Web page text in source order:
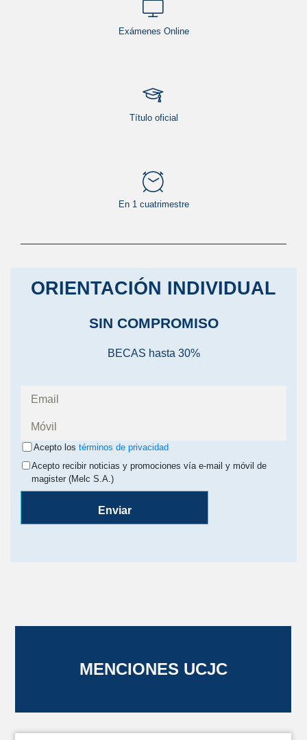
Exámenes Online
Título oficial
En 1 cuatrimestre
ORIENTACIÓN INDIVIDUAL
SIN COMPROMISO
BECAS hasta 30%
Acepto los términos de privacidad
Acepto recibir noticias y promociones vía e-mail y móvil de
magister (Melc S.A.)
Enviar
MENCIONES UCJC